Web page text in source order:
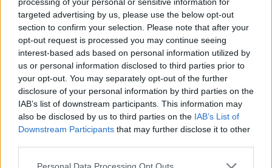
targeted advertising by us, please use the below opt-out
section to confirm your selection. Please note that after your
opt-out request is processed you may continue seeing
interest-based ads based on personal information utilized by
us or personal information disclosed to third parties prior to
your opt-out. You may separately opt-out of the further
disclosure of your personal information by third parties on the
IAB’s list of downstream participants. This information may
also be disclosed by us to third parties on the IAB’s List of
Downstream Participants that may further disclose it to other
Please note that this website/app uses one or more Google
Personal Data Processing Opt Outs
Το ξίδι μπορεί να τοποθετηθεί σε δοχείο στο
επάνω καλάθι, με επιλογή ζεστού προγράμματος.
Παράλληλα, τοάνοιγμα της πόρτας ελαφρώς
μετά το τέλος της πλύσηςβοηθά στον αερισμό και
περιορίζει την υγρασία και τη μούχλα.